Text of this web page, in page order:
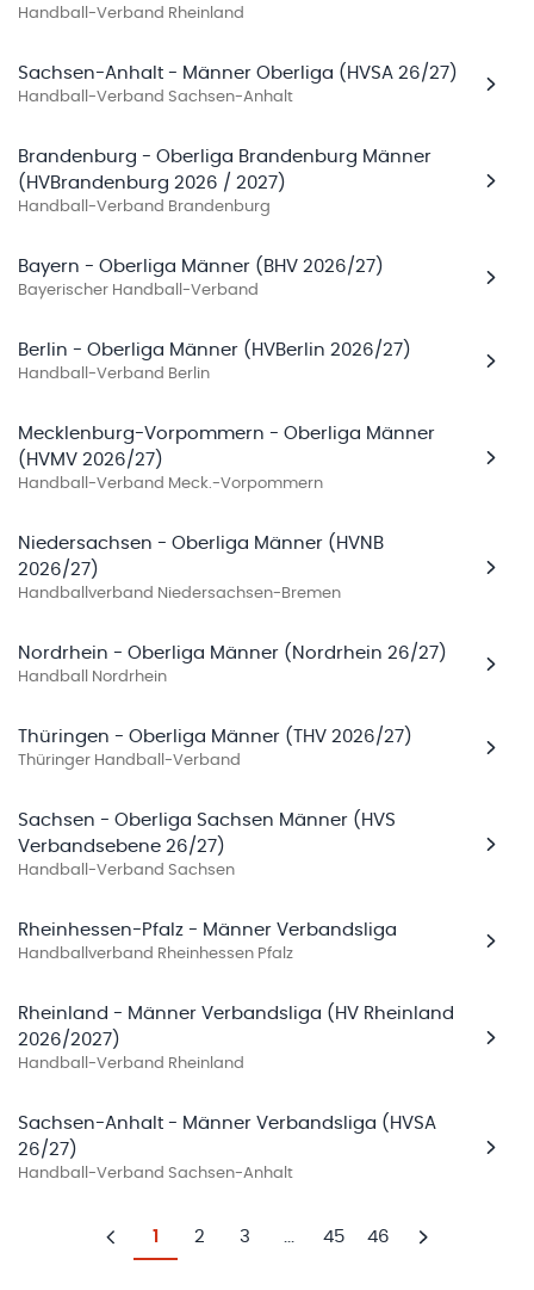
Handball-Verband Rheinland
Sachsen-Anhalt - Männer Oberliga (HVSA 26/27)
Handball-Verband Sachsen-Anhalt
Brandenburg - Oberliga Brandenburg Männer
(HVBrandenburg 2026 / 2027)
Handball-Verband Brandenburg
Bayern - Oberliga Männer (BHV 2026/27)
Bayerischer Handball-Verband
Berlin - Oberliga Männer (HVBerlin 2026/27)
Handball-Verband Berlin
Mecklenburg-Vorpommern - Oberliga Männer
(HVMV 2026/27)
Handball-Verband Meck.-Vorpommern
Niedersachsen - Oberliga Männer (HVNB
2026/27)
Handballverband Niedersachsen-Bremen
Nordrhein - Oberliga Männer (Nordrhein 26/27)
Handball Nordrhein
Thüringen - Oberliga Männer (THV 2026/27)
Thüringer Handball-Verband
Sachsen - Oberliga Sachsen Männer (HVS
Verbandsebene 26/27)
Handball-Verband Sachsen
Rheinhessen-Pfalz - Männer Verbandsliga
Handballverband Rheinhessen Pfalz
Rheinland - Männer Verbandsliga (HV Rheinland
2026/2027)
Handball-Verband Rheinland
Sachsen-Anhalt - Männer Verbandsliga (HVSA
26/27)
Handball-Verband Sachsen-Anhalt
Zurück
1 2 3 45 46
Weiter